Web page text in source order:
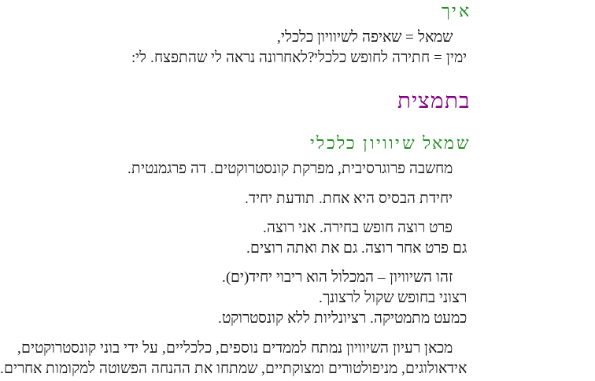
איך
שמאל = שאיפה לשיוויון כלכלי,
ימין = חתירה לחופש כלכלי?לאחרונה נראה לי שהתפצח. לי:
בתמצית
שמאל שיוויון כלכלי
מחשבה פרוגרסיבית, מפרקת קונסטרוקטים. דה פרגמנטית.
יחידת הבסיס היא אחת. תודעת יחיד.
פרט רוצה חופש בחירה. אני רוצה.
גם פרט אחר רוצה. גם את ואתה רוצים.
זהו השיוויון – המכלול הוא ריבוי יחיד(ים).
רצוני בחופש שקול לרצונך.
כמעט מתמטיקה. רציונליות ללא קונסטרוקט.
מכאן רעיון השיוויון נמתח לממדים נוספים, כלכליים, על ידי בוני קונסטרוקטים,
אידאולוגים, מניפולטורים ומצוקתיים, שמתחו את ההנחה הפשוטה למקומות אחרים.